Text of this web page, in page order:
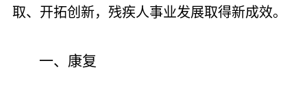
取、开拓创新， 残疾人事业发展取得新成效。
一、康复